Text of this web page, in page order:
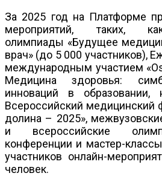
За 2025 год на Платформе
мероприятий, таких,
олимпиады «Будущее
врач» (до 5 000 участников),
международным участием
Медицина здоровья:
инноваций в образовании,
Всероссийский медицинский
долина – 2025»,
и всероссийские
конференции и мастер-
участников онлайн-
человек.